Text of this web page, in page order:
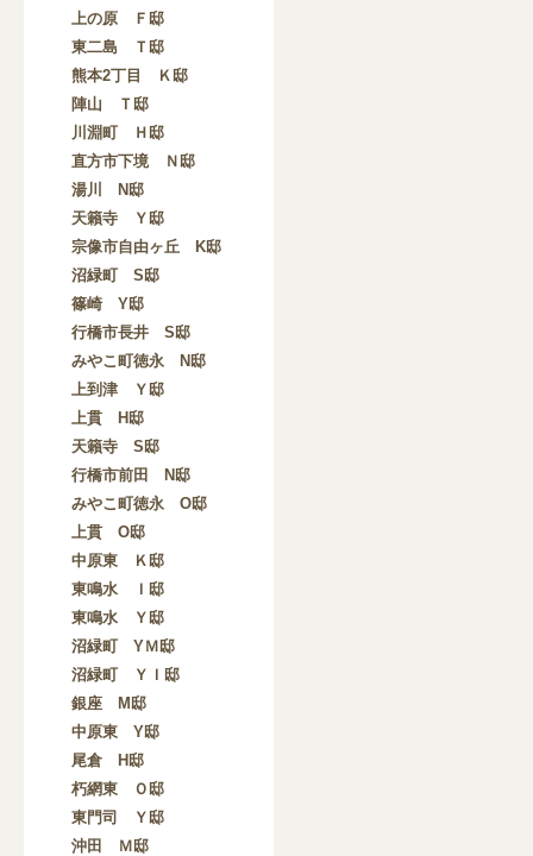
上の原 Ｆ邸
東二島 Ｔ邸
熊本2丁目 Ｋ邸
陣山 Ｔ邸
川淵町 Ｈ邸
直方市下境 Ｎ邸
湯川 N邸
天籟寺 Ｙ邸
宗像市自由ヶ丘 K邸
沼緑町 S邸
篠崎 Y邸
行橋市長井 S邸
みやこ町徳永 N邸
上到津 Ｙ邸
上貫 H邸
天籟寺 S邸
行橋市前田 N邸
みやこ町徳永 O邸
上貫 O邸
中原東 Ｋ邸
東鳴水 Ｉ邸
東鳴水 Ｙ邸
沼緑町 YＭ邸
沼緑町 ＹＩ邸
銀座 M邸
中原東 Y邸
尾倉 H邸
朽網東 Ｏ邸
東門司 Ｙ邸
沖田 Ｍ邸